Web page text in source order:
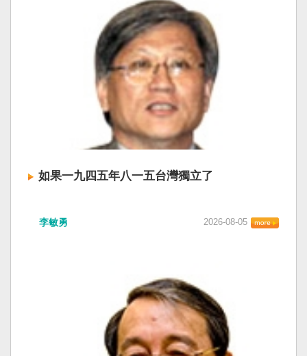
如果一九四五年八一五台灣獨立了
李敏勇 2026-08-05